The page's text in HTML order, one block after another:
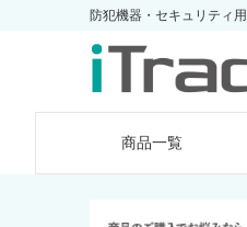
防犯機器・セキュリティ
商品一覧